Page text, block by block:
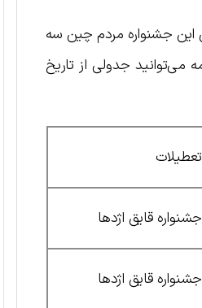
جشنواره مردم چین سه
می‌توانید جدولی از تاریخ
تعطیلات
جشنواره قایق اژدها
جشنواره قایق اژدها